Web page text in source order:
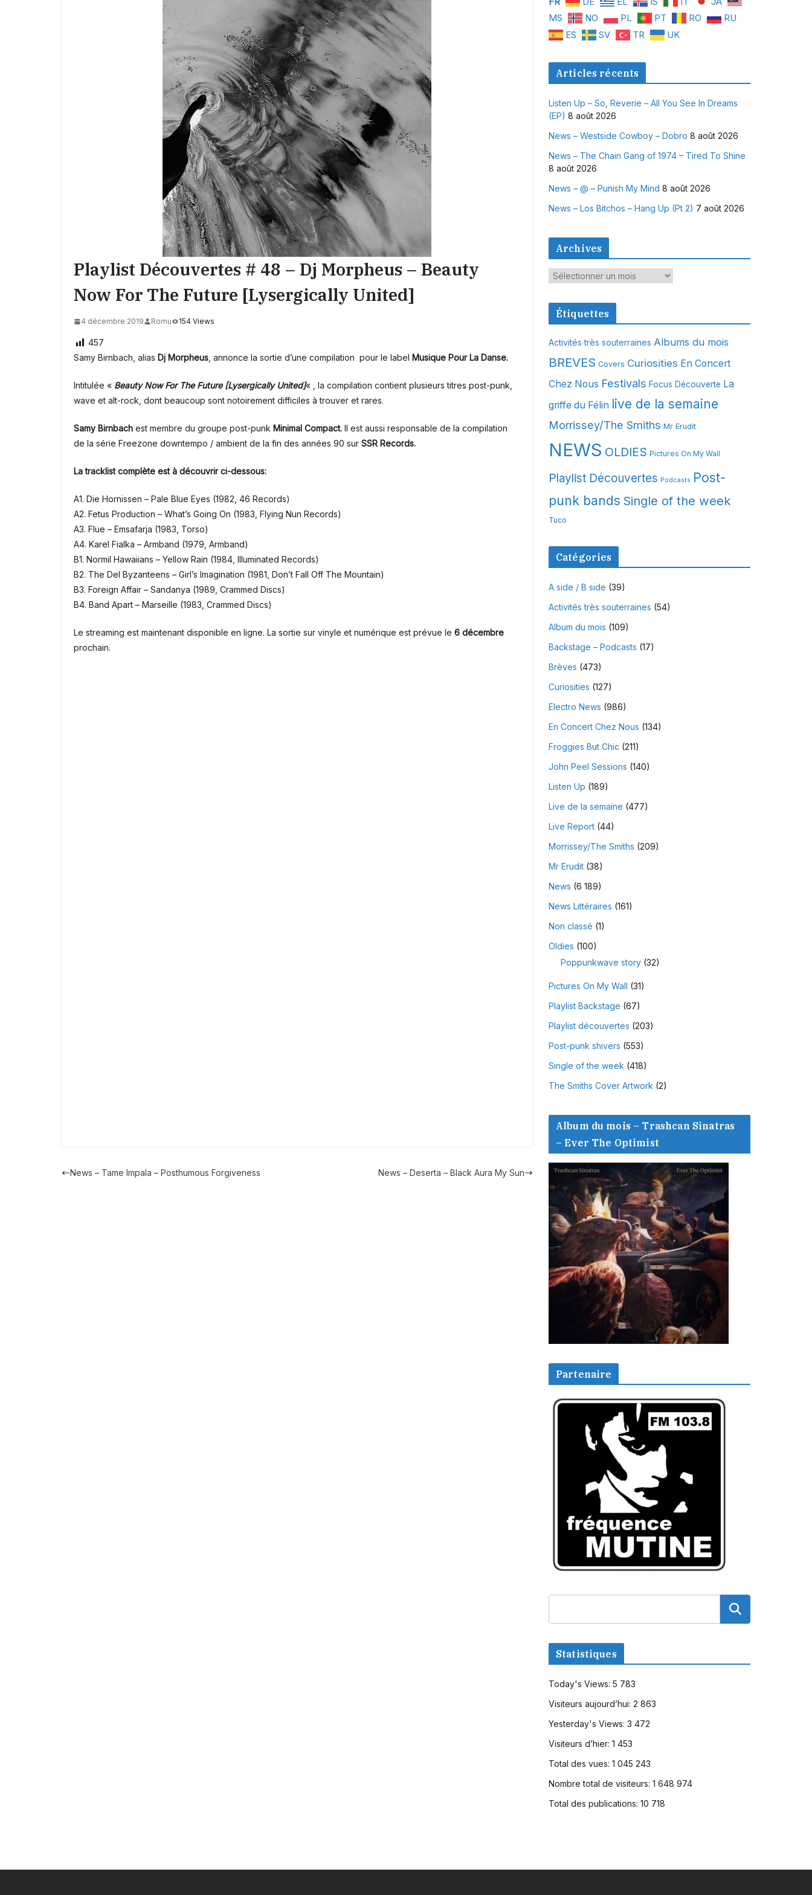
Playlist Découvertes # 48 – Dj Morpheus – Beauty
Now For The Future [Lysergically United]
4 décembre 2019 Romu 154 Views
457
Samy Birnbach, alias Dj Morpheus , annonce la sortie d’une compilation pour le label Musique Pour La Danse.
Intitulée « Beauty Now For The Future [Lysergically United]« , la compilation contient plusieurs titres post-punk,
wave et alt-rock, dont beaucoup sont notoirement difficiles à trouver et rares.
Samy Birnbach est membre du groupe post-punk Minimal Compact. Il est aussi responsable de la compilation
de la série Freezone downtempo / ambient de la fin des années 90 sur SSR Records.
La tracklist complète est à découvrir ci-dessous:
A1. Die Hornissen – Pale Blue Eyes (1982, 46 Records)
A2. Fetus Production – What’s Going On (1983, Flying Nun Records)
A3. Flue – Emsafarja (1983, Torso)
A4. Karel Fialka – Armband (1979, Armband)
B1. Normil Hawaiians – Yellow Rain (1984, Illuminated Records)
B2. The Del Byzanteens – Girl’s Imagination (1981, Don’t Fall Off The Mountain)
B3. Foreign Affair – Sandanya (1989, Crammed Discs)
B4. Band Apart – Marseille (1983, Crammed Discs)
Le streaming est maintenant disponible en ligne. La sortie sur vinyle et numérique est prévue le 6 décembre
prochain.
News – Tame Impala – Posthumous Forgiveness News – Deserta – Black Aura My Sun
MS
NO PL PT RO
RU
ES
SV TR UK
Articles récents
Listen Up – So, Reverie – All You See In Dreams
(EP) 8 août 2026
News – Westside Cowboy – Dobro 8 août 2026
News – The Chain Gang of 1974 – Tired To Shine
8 août 2026
News – @ – Punish My Mind 8 août 2026
News – Los Bitchos – Hang Up (Pt 2) 7 août 2026
Archives
A
c
e
s
Étiquettes
Activités très souterraines Albums du mois
BREVES Covers Curiosities En Concert
Chez Nous Festivals Focus Découverte La
griffe du Félin live de la semaine
Morrissey/The Smiths Mr Erudit
NEWS OLDIES Pictures On My Wall
Playlist Découvertes Podcasts Post-
punk bands Single of the week
Tuco
Catégories
A side / B side (39)
Activités très souterraines (54)
Album du mois (109)
Backstage – Podcasts (17)
Brèves (473)
Curiosities (127)
Electro News (986)
En Concert Chez Nous (134)
Froggies But Chic (211)
John Peel Sessions (140)
Listen Up (189)
Live de la semaine (477)
Live Report(44)
Morrissey/The Smiths (209)
Mr Erudit(38)
News (6 189)
News Littéraires (161)
Non classé (1)
Oldies (100)
Poppunkwave story(32)
Pictures On My Wall (31)
Playlist Backstage (67)
Playlist découvertes (203)
Post-punk shivers (553)
Single of the week (418)
The Smiths Cover Artwork (2)
Album du mois – Trashcan Sinatras
– Ever The Optimist
Partenaire
Statistiques
Today's Views: 5 783
Visiteurs aujourd’hui: 2 863
Yesterday's Views: 3 472
Visiteurs d’hier: 1 453
Total des vues: 1 045 243
Nombre total de visiteurs: 1 648 974
Total des publications: 10 718